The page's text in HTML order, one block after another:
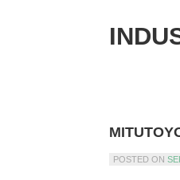
POSTED ON